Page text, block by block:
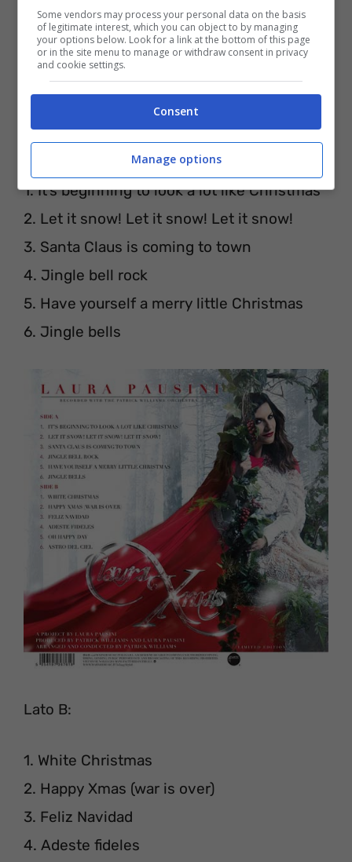
Lato A:
1. It’s beginning to look a lot like Christmas
2. Let it snow! Let it snow! Let it snow!
3. Santa Claus is coming to town
4. Jingle bell rock
5. Have yourself a merry little Christmas
6. Jingle bells
Lato B:
1. White Christmas
2. Happy Xmas (war is over)
3. Feliz Navidad
4. Adeste fideles
Some vendors may process your personal data on the basis
of legitimate interest, which you can object to by managing
your options below. Look for a link at the bottom of this page
or in the site menu to manage or withdraw consent in privacy
and cookie settings.
Consent
Manage options